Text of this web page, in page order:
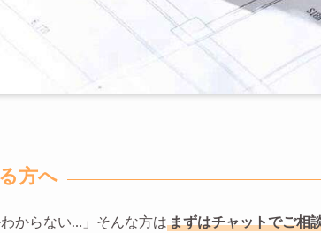
方へ
からない…」そんな方はまずはチャットでご相